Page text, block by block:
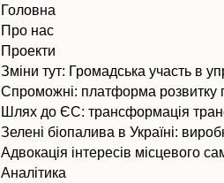
Головна
Про нас
Проекти
Зміни тут: Громадська участь в
Спроможні: платформа розвитку
Шлях до ЄС: трансформація
Зелені біопалива в Україні:
Адвокація інтересів місцевого
Аналітика